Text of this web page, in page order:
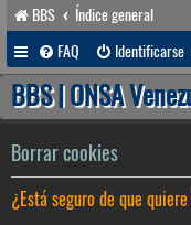
BBS
Índice general
FAQ
Identificarse
BBS | ONSA
Borrar cookies
¿Está seguro de que